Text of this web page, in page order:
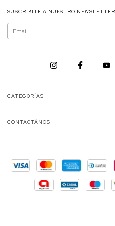
SUSCRIBITE A NUESTRO NEWSLETTER
CATEGORÍAS
CONTACTÁNOS